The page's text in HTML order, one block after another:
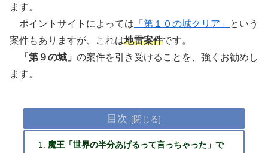
ます。
ポイントサイトによっては 「第１０の城クリア」
という
案件もありますが、これは地雷案件です。
「第９の城」 の案件を引き受けることを、強くお勧めし
ます。
目次
魔王「世界の半分あげるって言っちゃった」で